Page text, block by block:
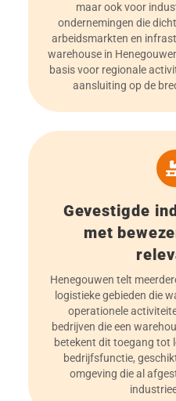
maar ook voor
ondernemingen die
arbeidsmarkten en
warehouse in
basis voor regionale
aansluiting op de
Gevestigde
met
Henegouwen telt
logistieke gebieden die
operationele
bedrijven die een
betekent dit toegang tot
bedrijfsfunctie,
omgeving die al